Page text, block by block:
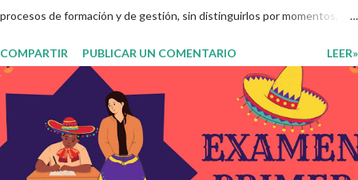
procesos de formación y de gestión, sin distinguirlos por momentos, y
genérico y no está diferenciado por niveles educativos. Desde la
flexibilidad en la que se concibe el CTE y en correspondencia con la
Nueva Escuela Mexicana, se propone que el colectivo docente tome
decisiones sobre su organización, la gestión del tiempo acorde a las
necesidades de la escuela y las acciones que decidan emprender para
apropiarse y resignificar el Plan de Estudio dentro y fuera de este
COMPARTIR PUBLICAR UN COMENTARIO LEER»